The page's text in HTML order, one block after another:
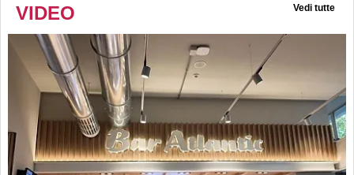
VIDEO Vedi tutte